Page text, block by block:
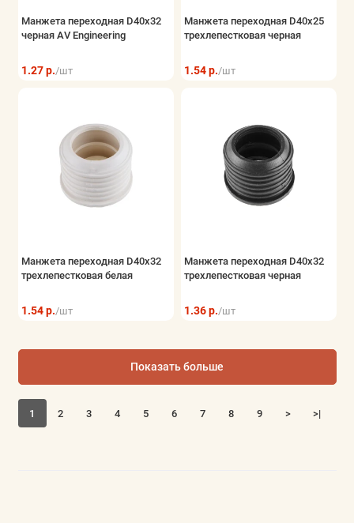
Манжета переходная D40x32
черная AV Engineering
1.27 р./шт
Манжета переходная D40х25
трехлепестковая черная
1.54 р./шт
Манжета переходная D40х32
трехлепестковая белая
1.54 р./шт
Манжета переходная D40х32
трехлепестковая черная
1.36 р./шт
1 2 3 4 5 6 7 8 9 > >|
Показать больше